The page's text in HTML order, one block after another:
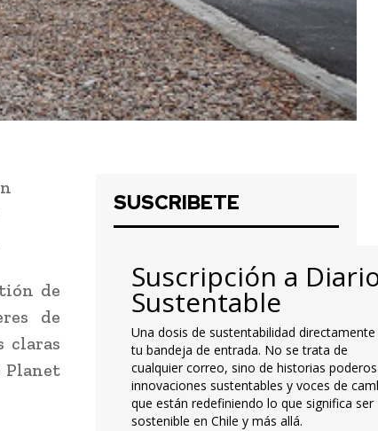
de
de
claras
Planet
SUSCRIBETE
Suscripción a
Sustentable
Una dosis de sustentabilidad
tu bandeja de entrada. No se trata de
cualquier correo, sino de historias
innovaciones sustentables y voces de
que están redefiniendo lo que significa ser
sostenible en Chile y más allá.